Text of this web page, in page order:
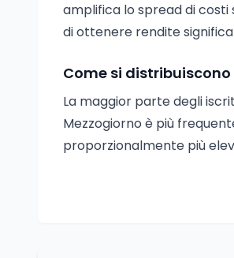
amplifica lo spread di
di ottenere rendite
Come si
La maggior parte degli
Mezzogiorno è più
proporzionalmente più